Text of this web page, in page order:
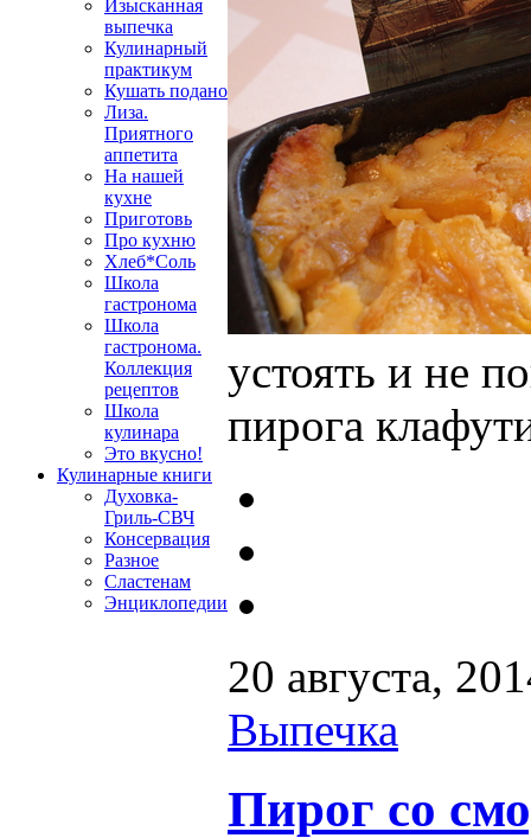
Изысканная
выпечка
Кулинарный
практикум
Кушать подано
Лиза.
Приятного
аппетита
На нашей
кухне
Приготовь
Про кухню
Хлеб*Соль
Школа
гастронома
Школа
гастронома.
Коллекция
рецептов
Школа
кулинара
Это вкусно!
Кулинарные книги
Духовка-
Гриль-СВЧ
Консервация
Разное
Сластенам
Энциклопедии
устоять и не
пирога
20 августа,
Выпечка
Пирог со